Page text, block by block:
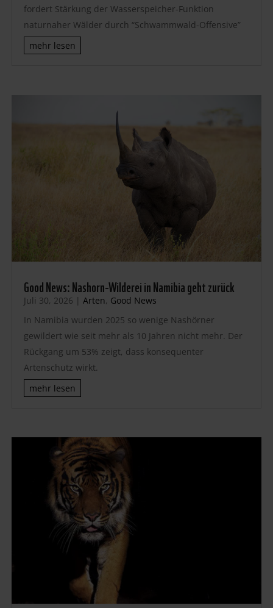
fordert Stärkung der Wasserspeicher-Funktion
naturnaher Wälder durch “Schwammwald-Offensive”
mehr lesen
Good News: Nashorn-Wilderei in Namibia geht zurück
Juli 30, 2026 | Arten, Good News
In Namibia wurden 2025 so wenige Nashörner
gewildert wie seit mehr als 10 Jahren nicht mehr. Der
Rückgang um 53% zeigt, dass konsequenter
Artenschutz wirkt.
mehr lesen